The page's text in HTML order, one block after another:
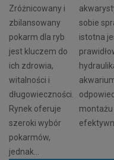
Zróżnicowany i
zbilansowany
pokarm dla ryb
jest kluczem do
ich zdrowia,
witalności i
długowieczności.
Rynek oferuje
szeroki wybór
pokarmów,
jednak...
sobie
istotna